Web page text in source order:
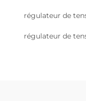
régulateur de
régulateur de